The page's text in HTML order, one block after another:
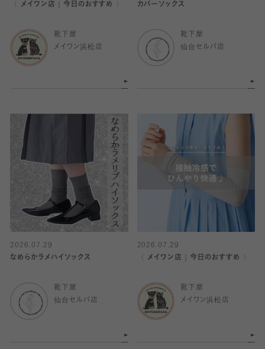
〈 メイワン店｜今日のおすすめ 〉
靴下屋
メイワン浜松店
カバーソックス
靴下屋
仙台セルバ店
2026.07.29
なめらかラメハイソックス
靴下屋
仙台セルバ店
2026.07.29
〈 メイワン店｜今日のおすすめ 〉
靴下屋
メイワン浜松店